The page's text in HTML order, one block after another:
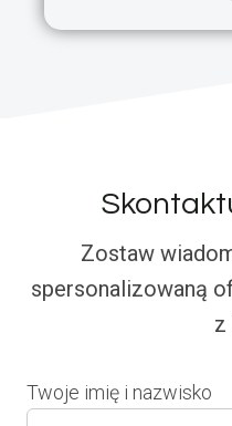
Zostaw
spersonalizowaną
z
Twoje imię i nazwisko